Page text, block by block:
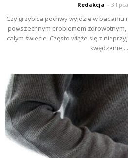
Redakcja - 3
Czy grzybica pochwy wyjdzie w badaniu
powszechnym problemem
całym świecie. Często wiąże się z
swędzenie,...